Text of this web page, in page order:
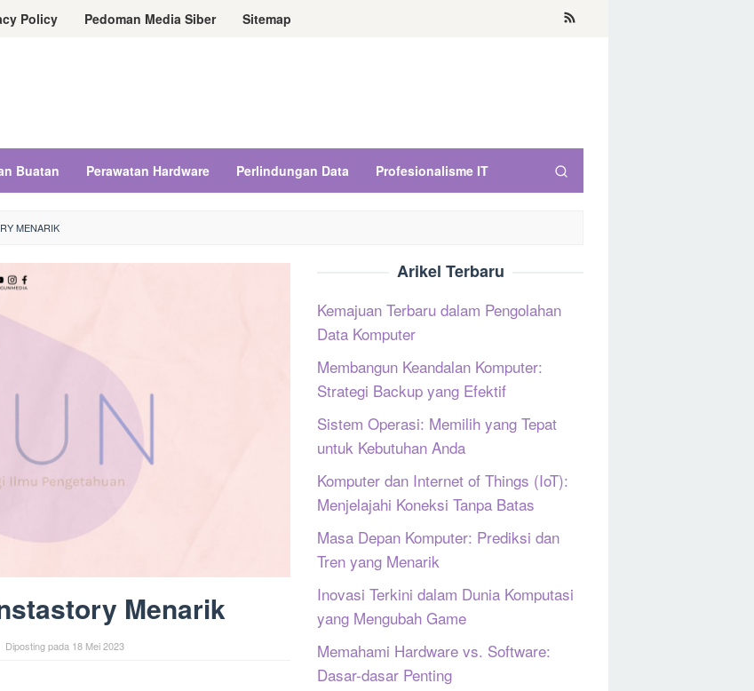
Policy Pedoman Media Siber Sitemap
Buatan Perawatan Hardware Perlindungan Data Profesionalisme IT
MENARIK
Menarik
Diposting pada 18 Mei 2023
Arikel Terbaru
Kemajuan Terbaru dalam Pengolahan
Data Komputer
Membangun Keandalan Komputer:
Strategi Backup yang Efektif
Sistem Operasi: Memilih yang Tepat
untuk Kebutuhan Anda
Komputer dan Internet of Things (IoT):
Menjelajahi Koneksi Tanpa Batas
Masa Depan Komputer: Prediksi dan
Tren yang Menarik
Inovasi Terkini dalam Dunia Komputasi
yang Mengubah Game
Memahami Hardware vs. Software:
Dasar-dasar Penting